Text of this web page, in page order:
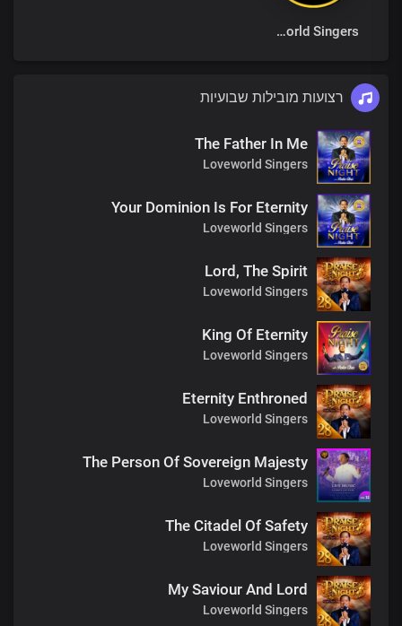
Loveworld Singers
רצועות מובילות שבועיות
The Father In Me
Loveworld Singers
Your Dominion Is For Eternity
Loveworld Singers
Lord, The Spirit
Loveworld Singers
King Of Eternity
Loveworld Singers
Eternity Enthroned
Loveworld Singers
The Person Of Sovereign Majesty
Loveworld Singers
The Citadel Of Safety
Loveworld Singers
My Saviour And Lord
Loveworld Singers